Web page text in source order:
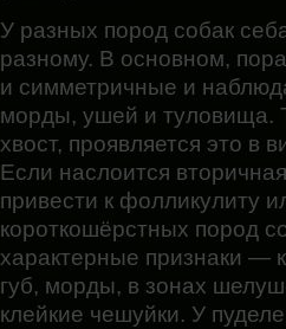
У разных пород собак
разному. В основном,
и симметричные и
морды, ушей и туловища.
хвост, проявляется это в
Если наслоится
привести к фолликулиту
короткошёрстных пород
характерные признаки —
губ, морды, в зонах
клейкие чешуйки. У